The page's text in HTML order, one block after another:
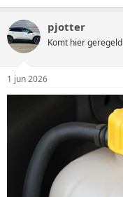
pjotter
Komt hier geregeld
1 jun 2026